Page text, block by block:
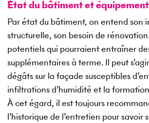
État du bâtiment et
Par état du bâtiment, on entend son
structurelle, son besoin de
potentiels qui pourraient entraîner
supplémentaires à terme. Il peut
dégâts sur la façade susceptibles
infiltrations d’humidité et la
À cet égard, il est toujours
l’historique de l’entretien pour savoir